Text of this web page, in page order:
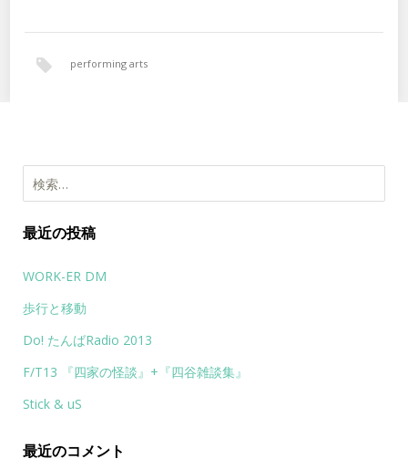
performing arts
検索:
最近の投稿
WORK-ER DM
歩行と移動
Do! たんばRadio 2013
F/T13 『四家の怪談』+『四谷雑談集』
Stick & uS
最近のコメント